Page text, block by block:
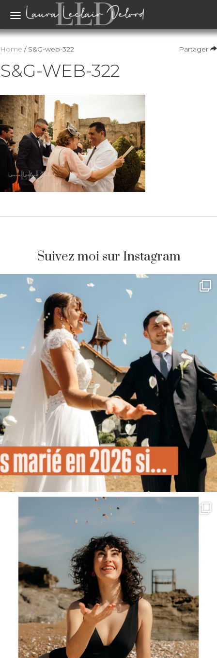
Toggle
Partager
Home / S&G-web-322
S&G-WEB-322
Suivez moi sur Instagram